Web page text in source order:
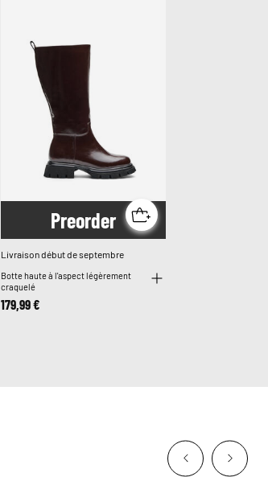
Preorder
Livraison début de septembre
Botte haute à l'aspect légèrement
craquelé
179,99 €